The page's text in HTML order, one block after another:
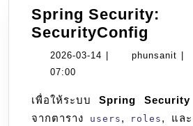
Spring Security:
SecurityConfig
2026-03-14 2026- phunsanit
07:00
เพื่อให้ระบบSpring Security
จากตาราง
users , roles , และ